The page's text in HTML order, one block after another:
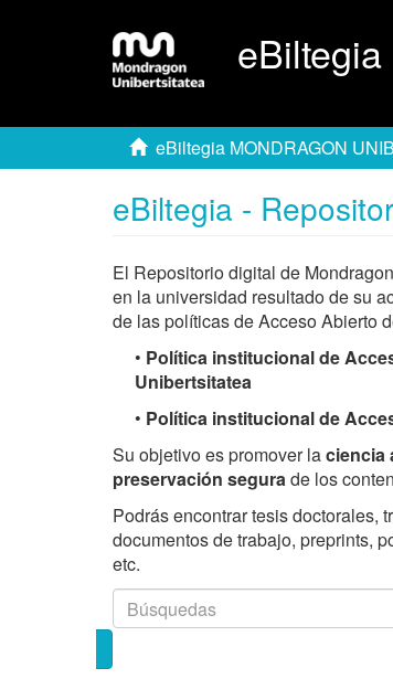
eBiltegia
eBiltegia MONDRAGON
eBiltegia -
El Repositorio digital de
en la universidad resultado de su
de las políticas de Acceso Abierto
• Política institucional de
Unibertsitatea
• Política institucional de
Su objetivo es promover laciencia
preservación segurade los
Podrás encontrar tesis doctorales,
documentos de trabajo, preprints,
etc.